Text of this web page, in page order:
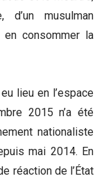
musulman
en consommer la
lieu en l’espace
2015 n’a été
nationaliste
mai 2014. En
réaction de l’État